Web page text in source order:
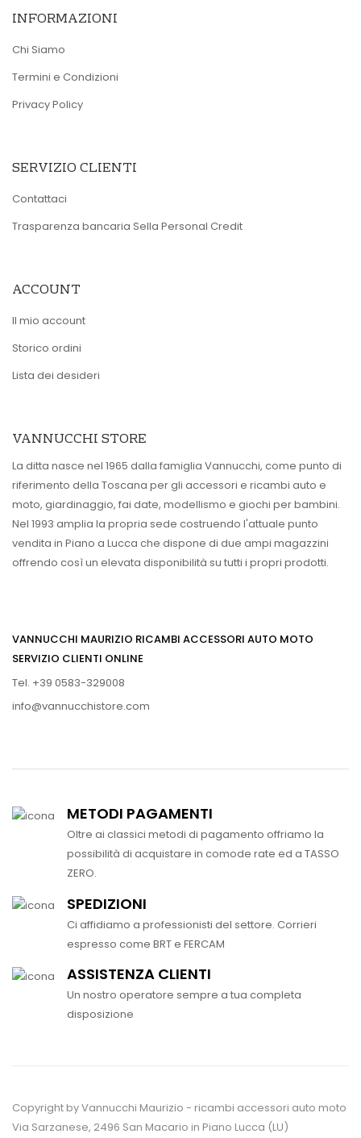
INFORMAZIONI
Chi Siamo
Termini e Condizioni
Privacy Policy
SERVIZIO CLIENTI
Contattaci
Trasparenza bancaria Sella Personal Credit
ACCOUNT
Il mio account
Storico ordini
Lista dei desideri
VANNUCCHI STORE
La ditta nasce nel 1965 dalla famiglia Vannucchi, come punto di
riferimento della Toscana per gli accessori e ricambi auto e
moto, giardinaggio, fai date, modellismo e giochi per bambini.
Nel 1993 amplia la propria sede costruendo l'attuale punto
vendita in Piano a Lucca che dispone di due ampi magazzini
offrendo così un elevata disponibilità su tutti i propri prodotti.
VANNUCCHI MAURIZIO RICAMBI ACCESSORI AUTO MOTO
SERVIZIO CLIENTI ONLINE
Tel. +39 0583-329008
info@vannucchistore.com
METODI PAGAMENTI
Oltre ai classici metodi di pagamento offriamo la
possibilità di acquistare in comode rate ed a TASSO
ZERO.
SPEDIZIONI
Ci affidiamo a professionisti del settore. Corrieri
espresso come BRT e FERCAM
ASSISTENZA CLIENTI
Un nostro operatore sempre a tua completa
disposizione
Copyright by Vannucchi Maurizio - ricambi accessori auto moto
Via Sarzanese, 2496 San Macario in Piano Lucca (LU)